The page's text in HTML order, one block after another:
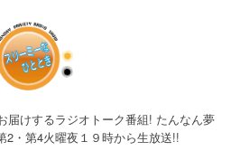
届けするラジオトーク番組! たんなん夢
2・第4火曜夜１９時から生放送!!